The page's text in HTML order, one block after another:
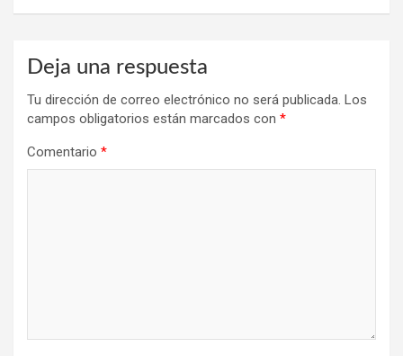
Deja una respuesta
Tu dirección de correo electrónico no será publicada. Los
campos obligatorios están marcados con *
Comentario *